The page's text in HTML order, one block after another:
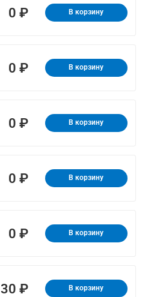
0 ₽ В корзину
0 ₽ В корзину
0 ₽ В корзину
0 ₽ В корзину
0 ₽ В корзину
₽ В корзину